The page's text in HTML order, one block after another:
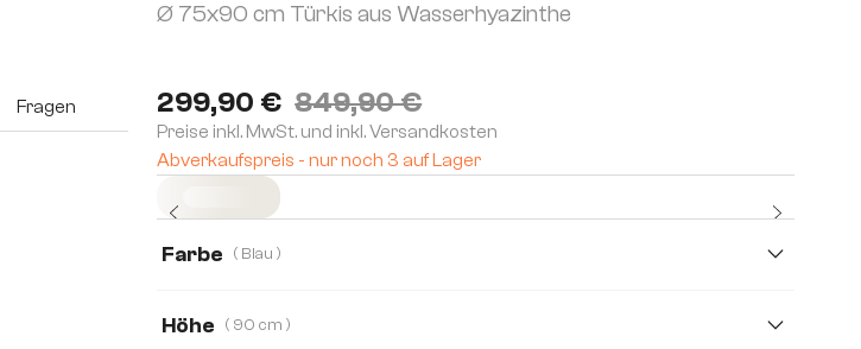
Ø 75x90 cm Türkis aus Wasserhyazinthe
299,90 € 849,90 €
Preise inkl. MwSt. und inkl. Versandkosten
Abverkaufspreis - nur noch 3 auf Lager
Farbe ( Blau )
Höhe ( 90 cm )
Fragen